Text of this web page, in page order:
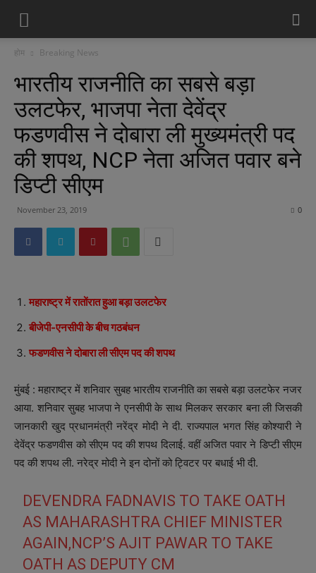
होम Breaking News
भारतीय राजनीति का सबसे बड़ा
उलटफेर, भाजपा नेता देवेंद्र
फडणवीस ने दोबारा ली मुख्यमंत्री पद
की शपथ, NCP नेता अजित पवार बने
डिप्टी सीएम
November 23, 2019 0
महाराष्ट्र में रातोंरात हुआ बड़ा उलटफेर
बीजेपी-एनसीपी के बीच गठबंधन
फडणवीस ने दोबारा ली सीएम पद की शपथ
मुंबई : महाराष्ट्र में शनिवार सुबह भारतीय राजनीति का सबसे बड़ा उलटफेर नजर
आया. शनिवार सुबह भाजपा ने एनसीपी के साथ मिलकर सरकार बना ली जिसकी
जानकारी खुद प्रधानमंत्री नरेंद्र मोदी ने दी. राज्यपाल भगत सिंह कोश्यारी ने
देवेंद्र फडणवीस को सीएम पद की शपथ दिलाई. वहीं अजित पवार ने डिप्टी सीएम
पद की शपथ ली. नरेद्र मोदी ने इन दोनों को ट्विटर पर बधाई भी दी.
DEVENDRA FADNAVIS TO TAKE OATH
AS MAHARASHTRA CHIEF MINISTER
AGAIN,NCP’S AJIT PAWAR TO TAKE
OATH AS DEPUTY CM